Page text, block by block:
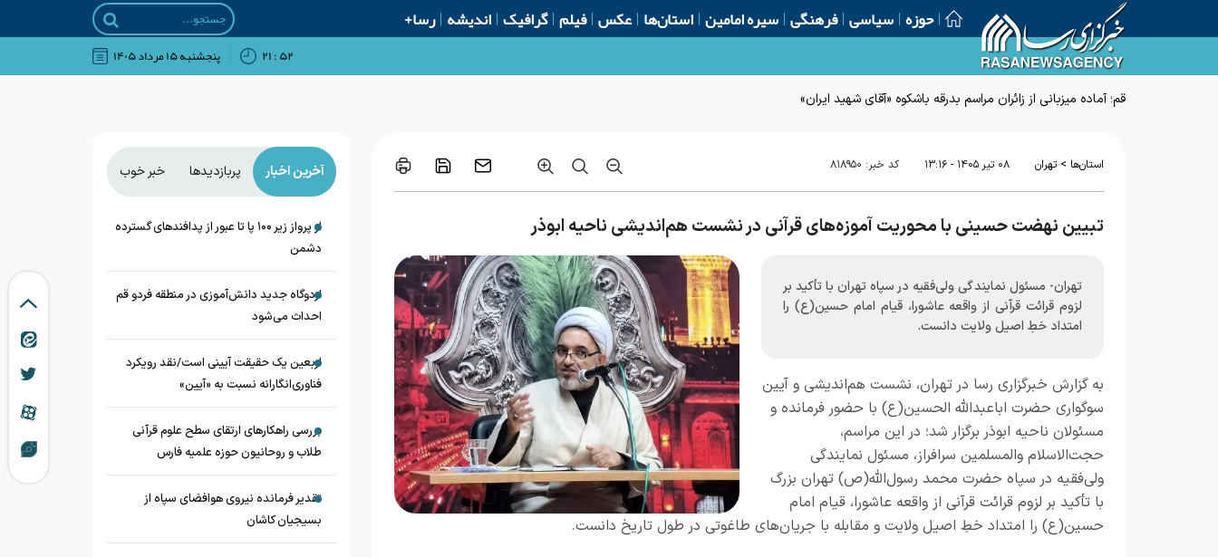
حوزه سیاسی فرهنگی سیره امامین استان‌ها عکس فیلم گرافیک اندیشه رسا+
۵۲ : ۲۱ پنجشنبه ۱۵ مرداد ۱۴۰۵
قم؛ آماده میزبانی از زائران مراسم بدرقه باشکوه «آقای شهید ایران»
استان‌ها > تهران ۰۸ تير ۱۴۰۵ - ۱۳:۱۶ کد خبر: ۸۱۸۹۵۰
تبیین نهضت حسینی با محوریت آموزه‌های قرآنی در نشست هم‌اندیشی ناحیه ابوذر
تهران- مسئول نمایندگی ولی‌فقیه در سپاه تهران با تأکید بر
لزوم قرائت قرآنی از واقعه عاشورا، قیام امام حسین(ع) را
امتداد خطِ اصیل ولایت دانست.
به گزارش خبرگزاری رسا در تهران، نشست هم‌اندیشی و آیین
سوگواری حضرت اباعبدالله الحسین(ع) با حضور فرمانده و
مسئولان ناحیه ابوذر برگزار شد؛ در این مراسم،
حجت‌الاسلام والمسلمین سرافراز، مسئول نمایندگی
ولی‌فقیه در سپاه حضرت محمد رسول‌الله(ص) تهران بزرگ
با تأکید بر لزوم قرائت قرآنی از واقعه عاشورا، قیام امام
حسین(ع) را امتداد خطِ اصیل ولایت و مقابله با جریان‌های طاغوتی در طول تاریخ دانست.
آخرین اخبار پربازدیدها خبر خوب
از پرواز زیر ۱۰۰ پا تا عبور از پدافند‌های گسترده
دشمن
اردوگاه جدید دانش‌آموزی در منطقه فردو قم
احداث می‌شود
اربعین یک حقیقت آیینی است/نقد رویکرد
فناوری‌انگارانه نسبت به «آیین»
بررسی راهکارهای ارتقای سطح علوم قرآنی
طلاب و روحانیون حوزه علمیه فارس
تقدیر فرمانده نیروی هوافضای سپاه از
بسیجیان کاشان